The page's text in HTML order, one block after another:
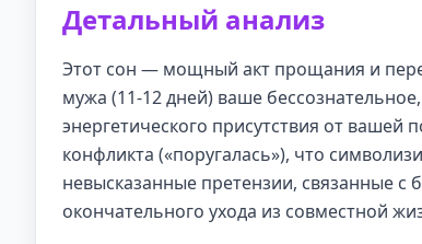
Детальный анализ
Этот сон — мощный акт прощания и
мужа (11-12 дней) ваше
энергетического присутствия от вашей
конфликта («поругалась»), что
невысказанные претензии, связанные
окончательного ухода из совместной